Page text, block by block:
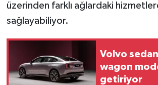
üzerinden farklı ağlardaki
sağlayabiliyor.
Volvo
wagon
getiriyor
Video Galeri
Yemek Tarifleri